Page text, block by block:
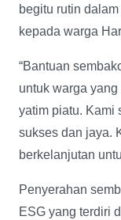
begitu rutin
kepada warga
“Bantuan
untuk warga
yatim piatu. Kami
sukses dan jaya.
berkelanjutan
Penyerahan
ESG yang terdiri